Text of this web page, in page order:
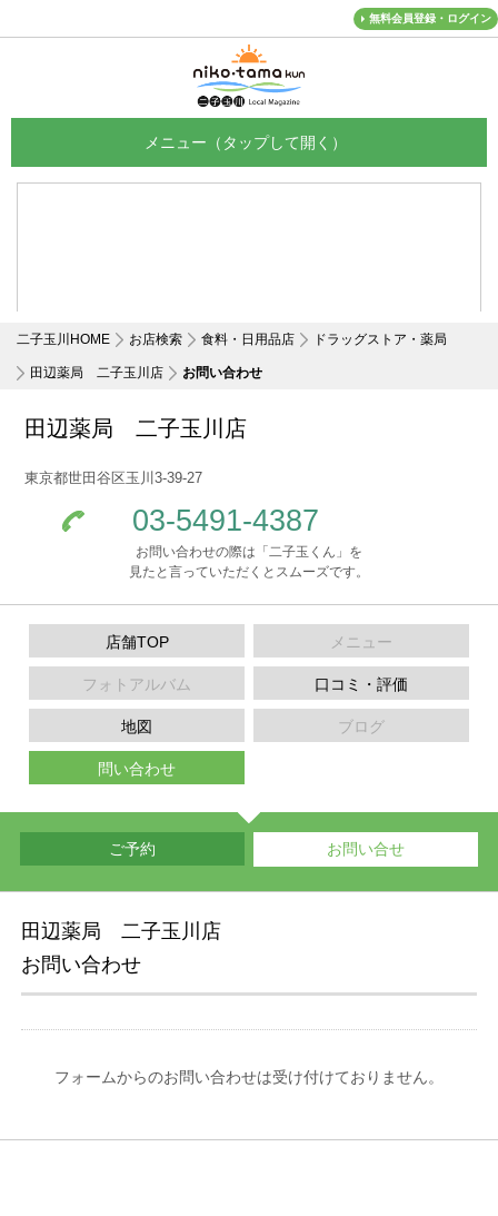
無料会員登録・ログイン
二子玉川HOME お店検索 食料・日用品店 ドラッグストア・薬局
田辺薬局 二子玉川店 お問い合わせ
田辺薬局 二子玉川店
東京都世田谷区玉川3-39-27
03-5491-4387
お問い合わせの際は「二子玉くん」を
見たと言っていただくとスムーズです。
店舗TOP メニュー
フォトアルバム 口コミ・評価
地図 ブログ
問い合わせ
ご予約 お問い合せ
田辺薬局 二子玉川店
お問い合わせ
フォームからのお問い合わせは受け付けておりません。
メニュー